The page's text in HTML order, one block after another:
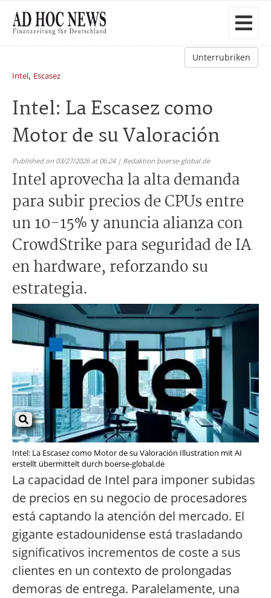
Unterrubriken
Intel, Escasez
Intel: La Escasez como
Motor de su Valoración
Published on 03/27/2026 at 06:24 | Redaktion boerse-global.de
Intel aprovecha la alta demanda
para subir precios de CPUs entre
un 10-15% y anuncia alianza con
CrowdStrike para seguridad de IA
en hardware, reforzando su
estrategia.
Intel: La Escasez como Motor de su Valoración Illustration mit AI
erstellt übermittelt durch boerse-global.de
La capacidad de Intel para imponer subidas
de precios en su negocio de procesadores
está captando la atención del mercado. El
gigante estadounidense está trasladando
significativos incrementos de coste a sus
clientes en un contexto de prolongadas
demoras de entrega. Paralelamente, una